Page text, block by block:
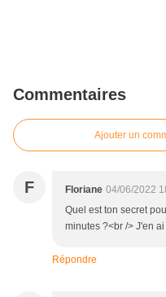
Commentaires
Ajouter un
F Floriane 04/06/2022
Quel est ton secret
minutes ?<br /> J'en
Répondre